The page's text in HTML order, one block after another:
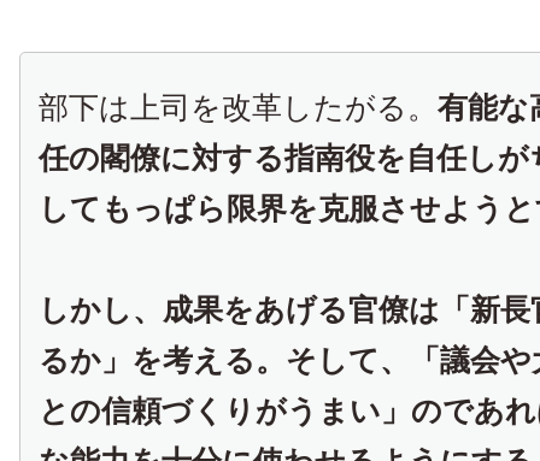
部下は上司を改革したがる。有能な
任の閣僚に対する指南役を自任し
してもっぱら限界を克服させよう
しかし、成果をあげる官僚は「新
るか」を考える。そして、「議会
との信頼づくりがうまい」のであ